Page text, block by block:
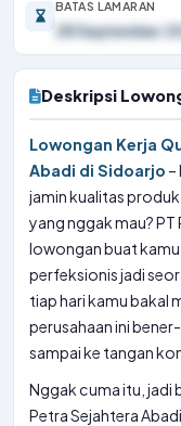
BATAS LAMARAN
28 September
Deskripsi
Lowongan Kerja
Abadi di Sidoarjo –
jamin kualitas
yang nggak mau?
lowongan buat kamu
perfeksionis jadi
tiap hari kamu bakal
perusahaan ini
sampai ke tangan
Nggak cuma itu, jadi
Petra Sejahtera